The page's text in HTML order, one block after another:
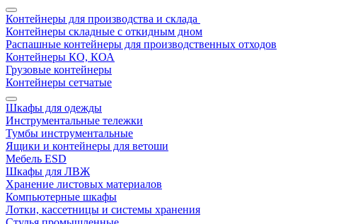
Контейнеры для производства и склада
Контейнеры складные с откидным дном
Распашные контейнеры для производственных отходов
Контейнеры КО, КОА
Грузовые контейнеры
Контейнеры сетчатые
Шкафы для одежды
Инструментальные тележки
Тумбы инструментальные
Ящики и контейнеры для ветоши
Мебель ESD
Шкафы для ЛВЖ
Хранение листовых материалов
Компьютерные шкафы
Лотки, кассетницы и системы хранения